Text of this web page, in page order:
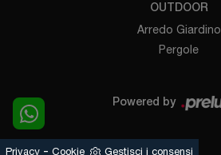
OUTDOOR
Arredo Giardino
Pergole
Powered by
Privacy - Cookie Gestisci i consensi